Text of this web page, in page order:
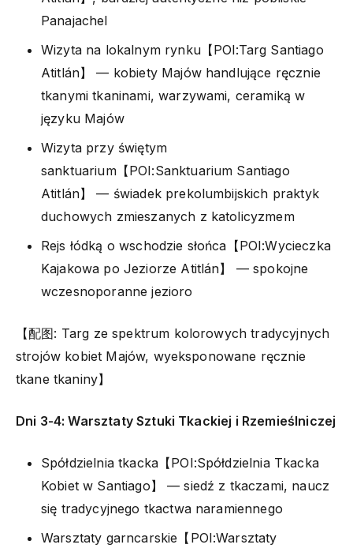
Panajachel
Wizyta na lokalnym rynku【POI:Targ Santiago
Atitlán】 — kobiety Majów handlujące ręcznie
tkanymi tkaninami, warzywami, ceramiką w
języku Majów
Wizyta przy świętym
sanktuarium【POI:Sanktuarium Santiago
Atitlán】 — świadek prekolumbijskich praktyk
duchowych zmieszanych z katolicyzmem
Rejs łódką o wschodzie słońca【POI:Wycieczka
Kajakowa po Jeziorze Atitlán】 — spokojne
wczesnoporanne jezioro
【配图: Targ ze spektrum kolorowych tradycyjnych
strojów kobiet Majów, wyeksponowane ręcznie
tkane tkaniny】
Dni 3-4: Warsztaty Sztuki Tkackiej i Rzemieślniczej
Spółdzielnia tkacka【POI:Spółdzielnia Tkacka
Kobiet w Santiago】 — siedź z tkaczami, naucz
się tradycyjnego tkactwa naramiennego
Warsztaty garncarskie【POI:Warsztaty